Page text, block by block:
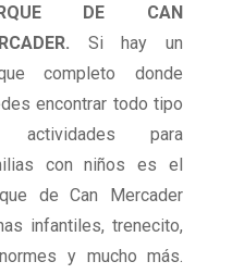
DE CAN
Si hay un
completo donde
encontrar todo tipo
actividades para
con niños es el
de Can Mercader
infantiles, trenecito,
y mucho más.